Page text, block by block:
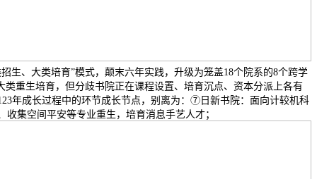
生、大类培育”模式，颠末六年实践，升级为笼盖18个院系的8个跨学
类重生培育，但分歧书院正在课程设置、培育沉点、资本分派上各有
年成长过程中的环节成长节点，别离为：⑦日新书院：面向计较机科
集空间平安等专业重生，培育消息手艺人才；